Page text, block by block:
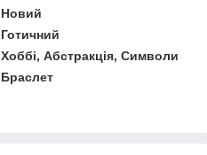
Новий
Готичний
Хоббі, Абстракція, Символи
Браслет